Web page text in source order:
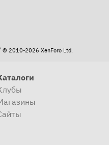
© 2010-2026 XenForo Ltd.